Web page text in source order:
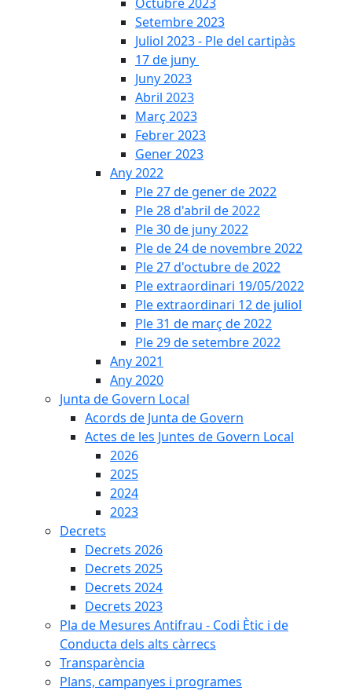
Setembre 2023
Juliol 2023 - Ple del cartipàs
17 de juny
Juny 2023
Abril 2023
Març 2023
Febrer 2023
Gener 2023
Any 2022
Ple 27 de gener de 2022
Ple 28 d'abril de 2022
Ple 30 de juny 2022
Ple de 24 de novembre 2022
Ple 27 d'octubre de 2022
Ple extraordinari 19/05/2022
Ple extraordinari 12 de juliol
Ple 31 de març de 2022
Ple 29 de setembre 2022
Any 2021
Any 2020
Junta de Govern Local
Acords de Junta de Govern
Actes de les Juntes de Govern Local
2026
2025
2024
2023
Decrets
Decrets 2026
Decrets 2025
Decrets 2024
Decrets 2023
Pla de Mesures Antifrau - Codi Ètic i de
Conducta dels alts càrrecs
Transparència
Plans, campanyes i programes